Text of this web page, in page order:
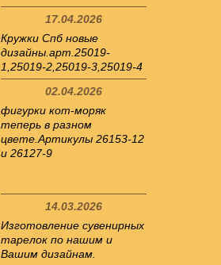
17.04.2026
Кружки Спб новые
дизайны.арт.25019-
1,25019-2,25019-3,25019-4
02.04.2026
фигурки кот-моряк
теперь в разном
цвете.Артикулы 26153-12
и 26127-9
14.03.2026
Изготовление сувенирных
тарелок по нашим и
Вашим дизайнам.